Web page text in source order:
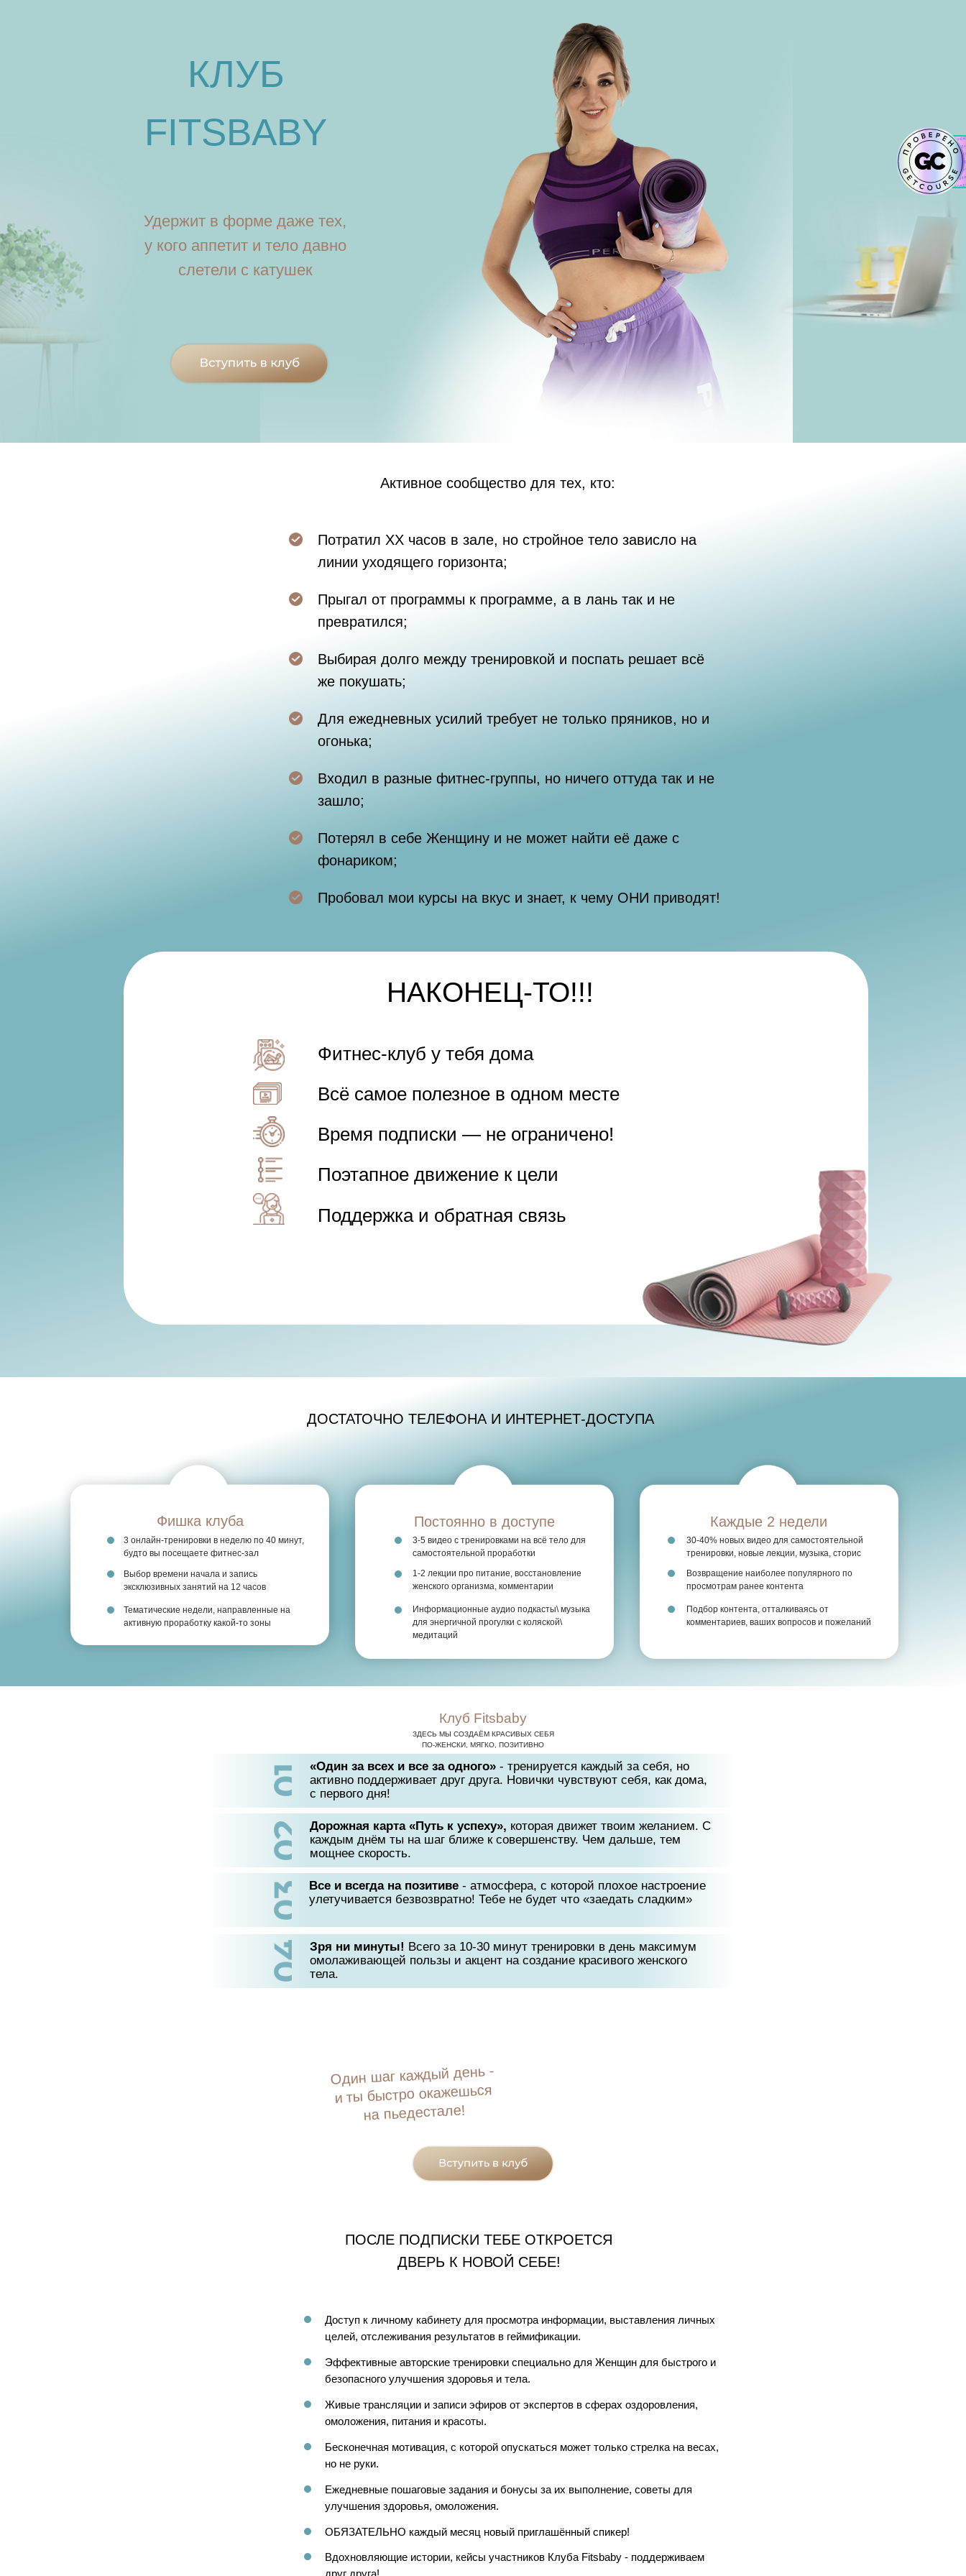
КЛУБ
FITSBABY
у кого аппетит и тело давно
слетели с катушек
Активное сообщество для тех, кто:
Потратил XX часов в зале, но стройное тело зависло на
линии уходящего горизонта;
Прыгал от программы к программе, а в лань так и не
превратился;
Выбирая долго между тренировкой и поспать решает всё
же покушать;
Для ежедневных усилий требует не только пряников, но и
огонька;
Входил в разные фитнес-группы, но ничего оттуда так и не
зашло;
Потерял в себе Женщину и не может найти её даже с
фонариком;
Пробовал мои курсы на вкус и знает, к чему ОНИ приводят!
НАКОНЕЦ-ТО!!!
Фитнес-клуб у тебя дома
Всё самое полезное в одном месте
Время подписки — не ограничено!
Поэтапное движение к цели
Поддержка и обратная связь
ДОСТАТОЧНО ТЕЛЕФОНА И ИНТЕРНЕТ-ДОСТУПА
Постоянно в доступе
Фишка клуба Каждые 2 недели
3 онлайн-тренировки в неделю по 40 минут,
будто вы посещаете фитнес-зал
Выбор времени начала и запись
эксклюзивных занятий на 12 часов
Тематические недели, направленные на
активную проработку какой-то зоны
3-5 видео с тренировками на всё тело для
самостоятельной проработки
1-2 лекции про питание, восстановление
женского организма, комментарии
Информационные аудио подкасты\ музыка
для энергичной прогулки с коляской\
медитаций
30-40% новых видео для самостоятельной
тренировки, новые лекции, музыка, сторис
Возвращение наиболее популярного по
просмотрам ранее контента
Подбор контента, отталкиваясь от
комментариев, ваших вопросов и пожеланий
«Один за всех и все за одного» - тренируется каждый за себя, но
активно поддерживает друг друга. Новички чувствуют себя, как дома,
с первого дня!
Дорожная карта «Путь к успеху», которая движет твоим желанием. С
каждым днём ты на шаг ближе к совершенству. Чем дальше, тем
мощнее скорость.
Все и всегда на позитиве - атмосфера, с которой плохое настроение
улетучивается безвозвратно! Тебе не будет что «заедать сладким»
Зря ни минуты! Всего за 10-30 минут тренировки в день максимум
омолаживающей пользы и акцент на создание красивого женского
тела.
Клуб Fitsbaby
ЗДЕСЬ МЫ СОЗДАЁМ КРАСИВЫХ СЕБЯ
ПО-ЖЕНСКИ, МЯГКО, ПОЗИТИВНО
Один шаг каждый день -
и ты быстро окажешься
на пьедестале!
ПОСЛЕ ПОДПИСКИ ТЕБЕ ОТКРОЕТСЯ
ДВЕРЬ К НОВОЙ СЕБЕ!
Доступ к личному кабинету для просмотра информации, выставления личных
целей, отслеживания результатов в геймификации.
Эффективные авторские тренировки специально для Женщин для быстрого и
безопасного улучшения здоровья и тела.
Живые трансляции и записи эфиров от экспертов в сферах оздоровления,
омоложения, питания и красоты.
Бесконечная мотивация, с которой опускаться может только стрелка на весах,
но не руки.
Ежедневные пошаговые задания и бонусы за их выполнение, советы для
улучшения здоровья, омоложения.
ОБЯЗАТЕЛЬНО каждый месяц новый приглашённый спикер!
Вдохновляющие истории, кейсы участников Клуба Fitsbaby - поддерживаем
друг друга!